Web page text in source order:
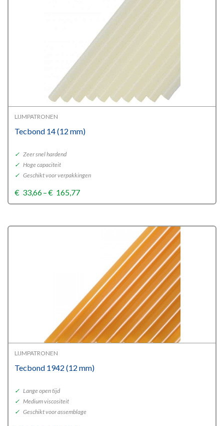
LIJMPATRONEN
Tecbond 14 (12 mm)
✓ Zeer snel hardend
✓ Hoge capaciteit
✓ Geschikt voor verpakkingen
€ 33,66–€ 165,77Price
range:
LIJMPATRONEN
Tecbond 1942 (12 mm)
✓ Lange open tijd
✓ Medium viscositeit
✓ Geschikt voor assemblage